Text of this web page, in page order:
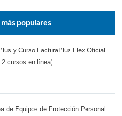
populares
y Curso FacturaPlus Flex Oficial
cursos en línea)
de Equipos de Protección Personal